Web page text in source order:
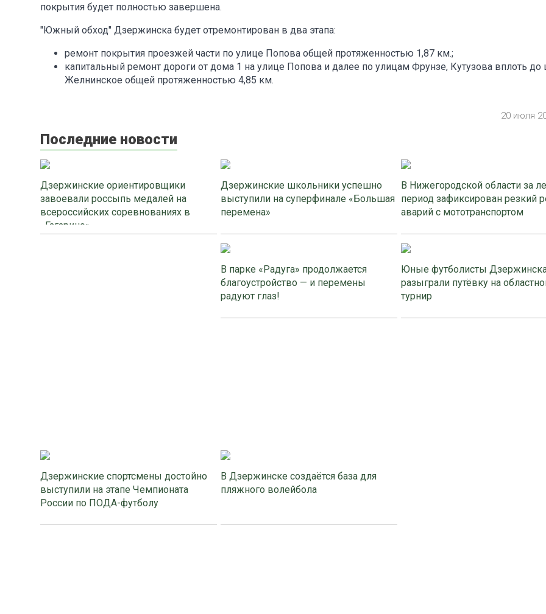
покрытия будет полностью завершена.
"Южный обход" Дзержинска будет отремонтирован в два этапа:
ремонт покрытия проезжей части по улице Попова общей протяженностью 1,87 км.;
капитальный ремонт дороги от дома 1 на улице Попова и далее по улицам Фрунзе, Кутузова вплоть до
Желнинское общей протяженностью 4,85 км.
20 июля
Последние новости
Дзержинские ориентировщики
завоевали россыпь медалей на
всероссийских соревнованиях в
«Гагарино»
Дзержинские школьники успешно
выступили на суперфинале «Большая
перемена»
В Нижегородской области за
период зафиксирован резкий
аварий с мототранспортом
В парке «Радуга» продолжается
благоустройство — и перемены
радуют глаз!
Юные футболисты
разыграли путёвку на
турнир
Дзержинские спортсмены достойно
выступили на этапе Чемпионата
России по ПОДА-футболу
В Дзержинске создаётся база для
пляжного волейбола